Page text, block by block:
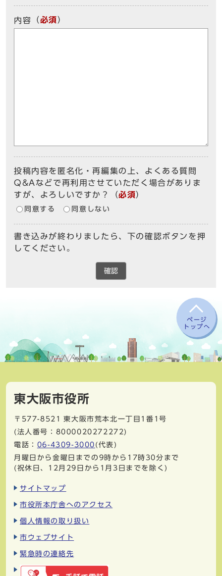
内容 （必須）
投稿内容を匿名化・再編集の上、よくある質問
Q&Aなどで再利用させていただく場合がありま
すが、よろしいですか？
（必須）
同意する 同意しない
書き込みが終わりましたら、下の確認ボタンを押
してください。
確認
ページ
トップへ
東大阪市役所
〒577-8521
東大阪市荒本北一丁目1番1号
(法人番号：8000020272272)
電話： 06-4309-3000 (代表)
月曜日から金曜日までの9時から17時30分まで
(祝休日、12月29日から1月3日までを除く)
サイトマップ
市役所本庁舎へのアクセス
個人情報の取り扱い
市ウェブサイト
緊急時の連絡先